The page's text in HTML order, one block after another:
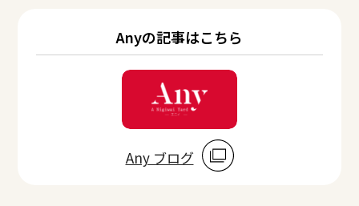
Anyの記事はこちら
Any ブログ